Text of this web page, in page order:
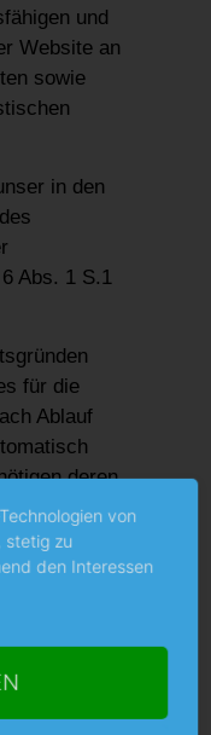
und
Website an
sowie
in den
Abs. 1 S.1
für die
Ablauf
deren
bei
oder
von
stetig zu
den Interessen